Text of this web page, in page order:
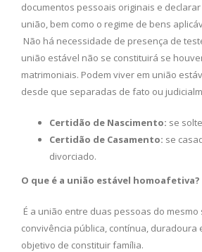
documentos pessoais originais e
união, bem como o regime de bens
Não há necessidade de presença de
união estável não se constituirá se
matrimoniais. Podem viver em união
desde que separadas de fato ou
Certidão de Nascimento: se
Certidão de Casamento: se
divorciado.
O que é a união estável homoafetiva?
É a união entre duas pessoas do
convivência pública, contínua, duradoura
objetivo de constituir família.